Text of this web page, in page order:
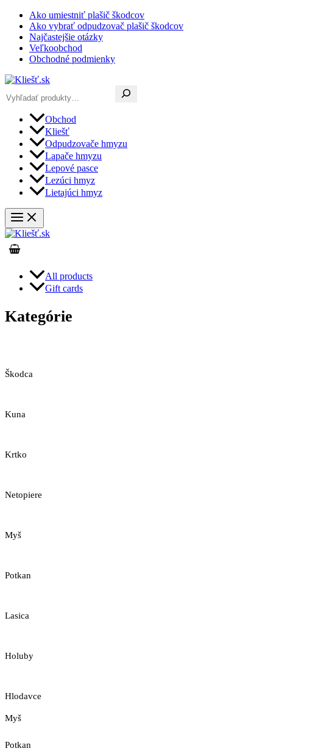
Preskočiť
obsah
Ako umiestniť plašič škodcov
Ako vybrať odpudzovač plašič škodcov
Najčastejšie otázky
Veľkoobchod
Obchodné podmienky
Obchod
Kliešť
Odpudzovače hmyzu
Lapače hmyzu
Lepové pasce
Lezúci hmyz
Lietajúci hmyz
All products
Gift cards
Kategórie
Škodca
Kuna
Krtko
Netopiere
Myš
Potkan
Lasica
Holuby
Hlodavce
Myš
Potkan